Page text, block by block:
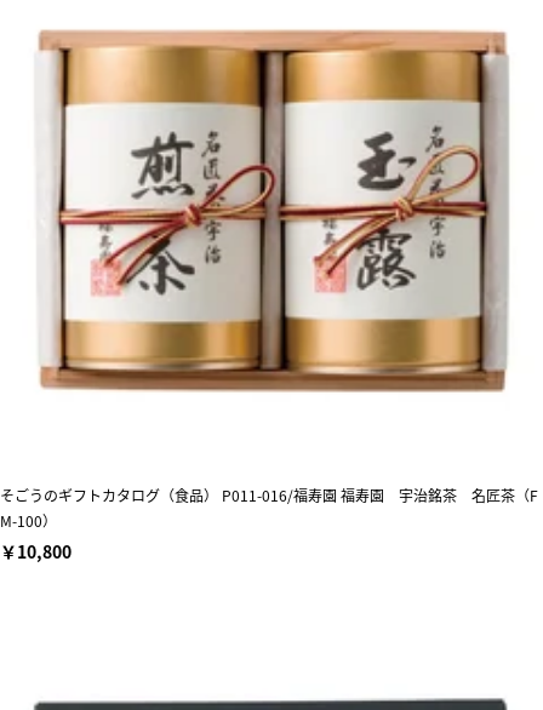
そごうのギフトカタログ（食品） P011-016/福寿園 福寿園 宇治銘茶 名匠茶（F
M-100）
￥10,800